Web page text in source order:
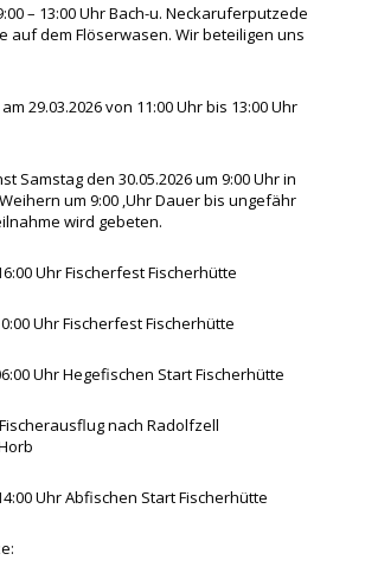
– 13:00 Uhr Bach-u. Neckaruferputzede
auf dem Flöserwasen. Wir beteiligen uns
29.03.2026 von 11:00 Uhr bis 13:00 Uhr
Samstag den 30.05.2026 um 9:00 Uhr in
um 9:00 ,Uhr Dauer bis ungefähr
wird gebeten.
Uhr Fischerfest Fischerhütte
Uhr Fischerfest Fischerhütte
Uhr Hegefischen Start Fischerhütte
nach Radolfzell
Uhr Abfischen Start Fischerhütte